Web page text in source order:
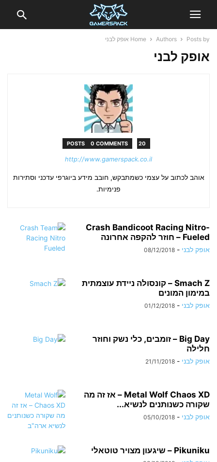
Home Authors Posts by אופק לבני
אופק לבני
20 POSTS
0 COMMENTS
http://www.gamerspack.co.il
אוהב לכתוב על עצמי כשמתבקש, חובב מידע ביוגרפי עדכני וסתירות
פנימיות.
Crash Bandicoot Racing Nitro-
Fueled – חוזר להקפה אחרונה
אופק לבני -
08/12/2018
Smach Z – קונסולה ניידת עוצמתית
במימון המונים
אופק לבני -
01/12/2018
Big Day – זומבים, כלי נשק וחוזר
חלילה
אופק לבני -
21/11/2018
Metal Wolf Chaos XD – אז זה מה
שקורה כשנותנים לנשיא...
אופק לבני -
05/10/2018
Pikuniku – שיגעון מצויר טוטאלי